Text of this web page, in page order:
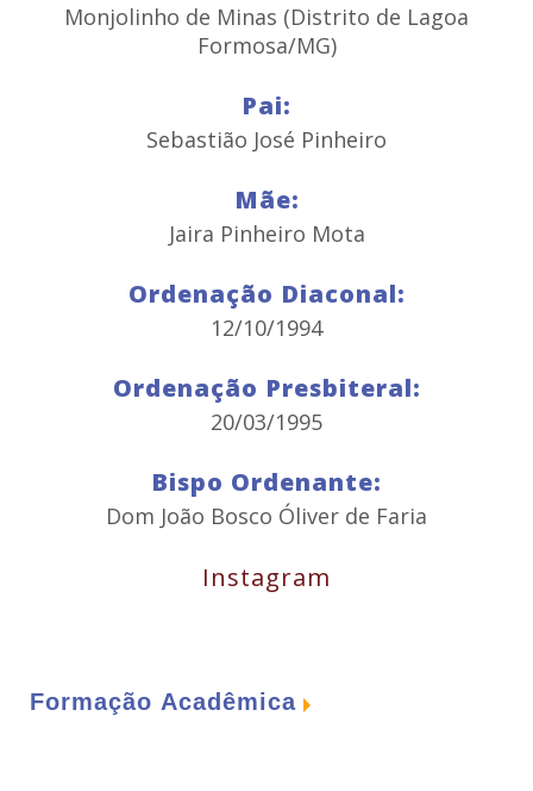
Monjolinho de Minas (Distrito de Lagoa
Formosa/MG)
Pai:
Sebastião José Pinheiro
Mãe:
Jaira Pinheiro Mota
Ordenação Diaconal:
12/10/1994
Ordenação Presbiteral:
20/03/1995
Bispo Ordenante:
Dom João Bosco Óliver de Faria
Instagram
Formação Acadêmica